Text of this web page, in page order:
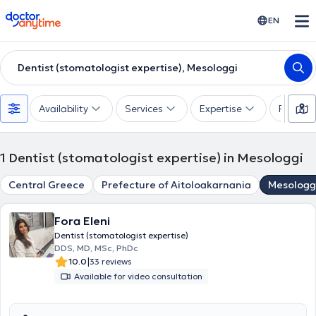
doctoranytime EN
Dentist (stomatologist expertise), Mesologgi
Availability Services Expertise
1 Dentist (stomatologist expertise) in Mesologgi
Central Greece Prefecture of Aitoloakarnania
Fora Eleni
Dentist (stomatologist expertise)
DDS, MD, MSc, PhDc
10.0|33 reviews
Available for video consultation